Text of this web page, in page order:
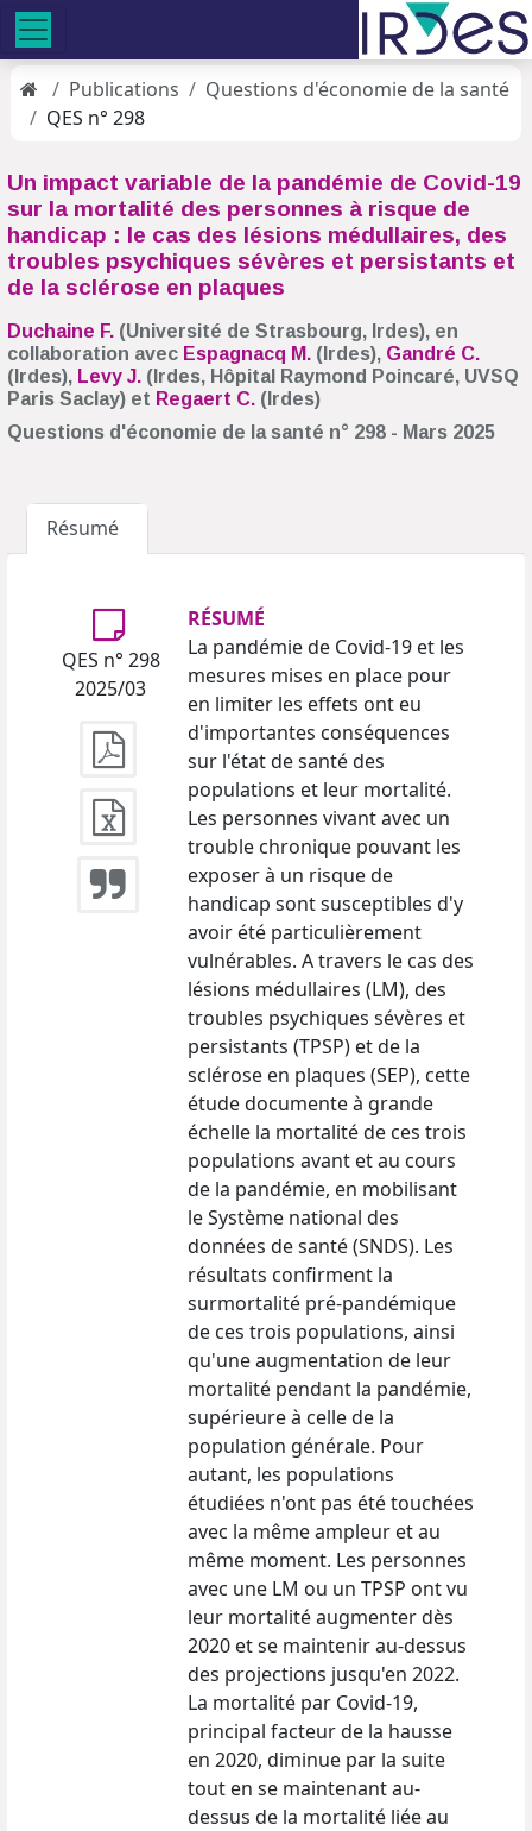
Publications
Questions d'économie de la santé
QES n° 298
Un impact variable de la pandémie de Covid-19
sur la mortalité des personnes à risque de
handicap : le cas des lésions médullaires, des
troubles psychiques sévères et persistants et
de la sclérose en plaques
Duchaine F. (Université de Strasbourg, Irdes), en
collaboration avec Espagnacq M. (Irdes), Gandré C.
(Irdes), Levy J. (Irdes, Hôpital Raymond Poincaré, UVSQ
Paris Saclay) et Regaert C. (Irdes)
Questions d'économie de la santé n° 298 - Mars 2025
Résumé
QES n° 298
2025/03
RÉSUMÉ
La pandémie de Covid-19 et les
mesures mises en place pour
en limiter les effets ont eu
d'importantes conséquences
sur l'état de santé des
populations et leur mortalité.
Les personnes vivant avec un
trouble chronique pouvant les
exposer à un risque de
handicap sont susceptibles d'y
avoir été particulièrement
vulnérables. A travers le cas des
lésions médullaires (LM), des
troubles psychiques sévères et
persistants (TPSP) et de la
sclérose en plaques (SEP), cette
étude documente à grande
échelle la mortalité de ces trois
populations avant et au cours
de la pandémie, en mobilisant
le Système national des
données de santé (SNDS). Les
résultats confirment la
surmortalité pré-pandémique
de ces trois populations, ainsi
qu'une augmentation de leur
mortalité pendant la pandémie,
supérieure à celle de la
population générale. Pour
autant, les populations
étudiées n'ont pas été touchées
avec la même ampleur et au
même moment. Les personnes
avec une LM ou un TPSP ont vu
leur mortalité augmenter dès
2020 et se maintenir au-dessus
des projections jusqu'en 2022.
La mortalité par Covid-19,
principal facteur de la hausse
en 2020, diminue par la suite
tout en se maintenant au-
dessus de la mortalité liée au